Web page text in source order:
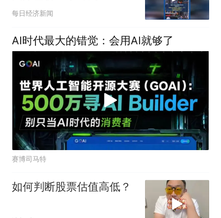
每日经济新闻
AI时代最大的错觉：会用AI就够了
赛博司马特
如何判断股票估值高低？